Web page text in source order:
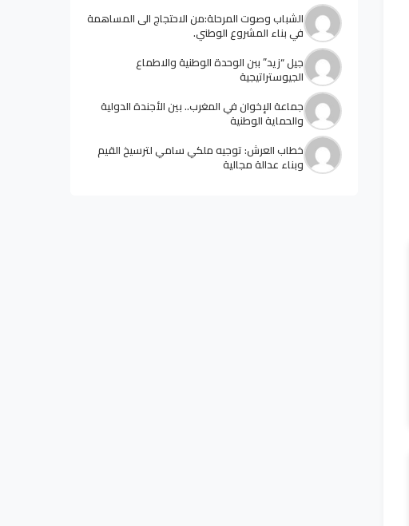
الشباب وصوت المرحلة:من الاحتجاج الى المساهمة
في بناء المشروع الوطني.
جيل “زيد” ببن الوحدة الوطنية والاطماع
الجيوستراتيجية
جماعة الإخوان في المغرب.. بين الأجندة الدولية
والحماية الوطنية
خطاب العرش: توجيه ملكي سامي لترسيخ القيم
وبناء عدالة مجالية